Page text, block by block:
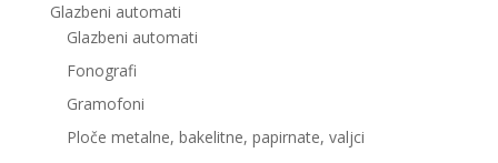
Glazbeni automati
Glazbeni automati
Fonografi
Gramofoni
Ploče metalne, bakelitne, papirnate, valjci